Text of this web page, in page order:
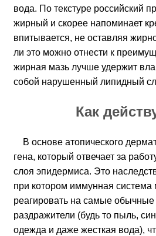
вода. По текстуре российский
жирный и скорее напоминает
впитывается, не оставляя
ли это можно отнести к
жирная мазь лучше удержит
собой нарушенный липидный
Как
В основе атопического
гена, который отвечает за
слоя эпидермиса. Это
при котором иммунная система
реагировать на самые
раздражители (будь то пыль,
одежда и даже жесткая вода),